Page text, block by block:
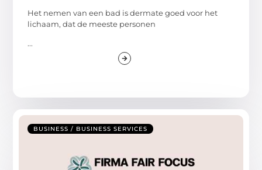
Het nemen van een bad is dermate goed voor het
lichaam, dat de meeste personen
...
BUSINESS / BUSINESS SERVICES